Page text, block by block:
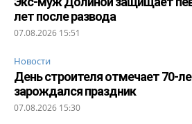
лет после развода
07.08.2026 15:51
Новости
День строителя отмечает 70-
зарождался праздник
07.08.2026 15:30